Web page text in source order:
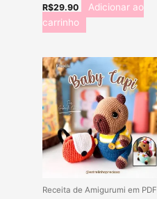
R$29.90
Adicionar ao
carrinho
Receita de Amigurumi em PDF